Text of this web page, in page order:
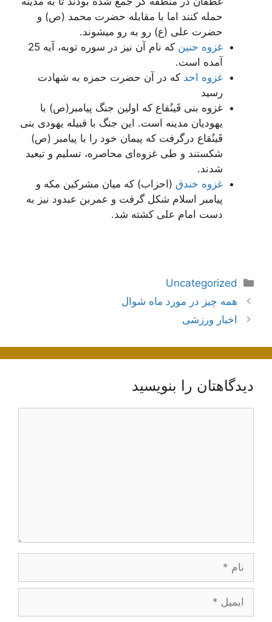
حمله کنند اما با مقابله حضرت محمد (ص) و
حضرت علی (ع) رو به رو میشوند.
غزوه حنین
که نام آن نیز در سوره توبه، آیه 25
آمده است.
غزوه احد که در آن حضرت حمزه به شهادت
رسید
غزوه بنی قَینُقاع که اولین جنگ پیامبر(ص) با
یهودیان مدینه است. این جنگ با قبیله یهودی بنی
قَینُقاع درگرفت که پیمان خود را با پیامبر (ص)
شکستند و طی غزوه‌ای محاصره، تسلیم و تبعید
شدند.
غزوه خندق (احزاب) که میان مشرکین مکه و
پیامبر اسلام شکل گرفت و عمربن عبدود نیز به
دست امام علی کشته شد.
دسته‌ها
Uncategorized
ناوبری
نوشته‌ها
همه چیز در مورد ماه شوال
اخبار ورزشی
دیدگاهتان را بنویسید